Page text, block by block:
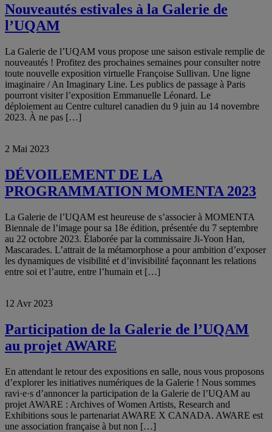
Nouveautés estivales à la Galerie de
l’UQAM
La Galerie de l’UQAM vous propose une saison estivale remplie de
nouveautés ! Profitez des prochaines semaines pour consulter notre
toute nouvelle exposition virtuelle Françoise Sullivan. Une ligne
imaginaire / An Imaginary Line. Les publics de passage à Paris
pourront visiter l’exposition Emmanuelle Léonard. Le
déploiement au Centre culturel canadien du 9 juin au 14 novembre
2023. À ne pas […]
2 Mai 2023
DÉVOILEMENT DE LA
PROGRAMMATION MOMENTA 2023
La Galerie de l’UQAM est heureuse de s’associer à MOMENTA
Biennale de l’image pour sa 18e édition, présentée du 7 septembre
au 22 octobre 2023. Élaborée par la commissaire Ji-Yoon Han,
Mascarades. L’attrait de la métamorphose a pour ambition d’exposer
les dynamiques de visibilité et d’invisibilité façonnant les relations
entre soi et l’autre, entre l’humain et […]
12 Avr 2023
Participation de la Galerie de l’UQAM
au projet AWARE
En attendant le retour des expositions en salle, nous vous proposons
d’explorer les initiatives numériques de la Galerie ! Nous sommes
ravi·e·s d’annoncer la participation de la Galerie de l’UQAM au
projet AWARE : Archives of Women Artists, Research and
Exhibitions sous le partenariat AWARE X CANADA. AWARE est
une association française à but non […]